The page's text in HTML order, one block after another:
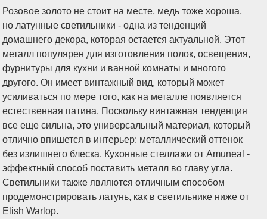
Розовое золото не стоит на месте, медь тоже хороша,
но латунные светильники - одна из тенденций
домашнего декора, которая остается актуальной. Этот
металл популярен для изготовления полок, освещения,
фурнитуры для кухни и ванной комнаты и многого
другого. Он имеет винтажный вид, который может
усиливаться по мере того, как на металле появляется
естественная патина. Поскольку винтажная тенденция
все еще сильна, это универсальный материал, который
отлично впишется в интерьер: металлический оттенок
без излишнего блеска. Кухонные стеллажи от Amuneal -
эффектный способ поставить металл во главу угла.
Светильники также являются отличным способом
продемонстрировать латунь, как в светильнике ниже от
Elish Warlop.